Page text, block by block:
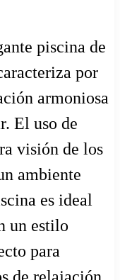
piscina de
por
armoniosa
El uso de
visión de los
ambiente
es ideal
un estilo
para